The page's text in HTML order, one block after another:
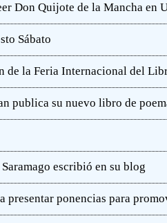
Don Quijote de la Mancha en
Sábato
de la Feria Internacional del
publica su nuevo libro de
escribió en su blog
presentar ponencias para